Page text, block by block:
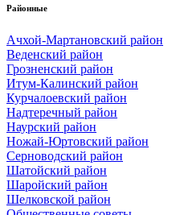
Районные
Ачхой-Мартановский район
Веденский район
Грозненский район
Итум-Калинский район
Курчалоевский район
Надтеречный район
Наурский район
Ножай-Юртовский район
Серноводский район
Шатойский район
Шаройский район
Шелковской район